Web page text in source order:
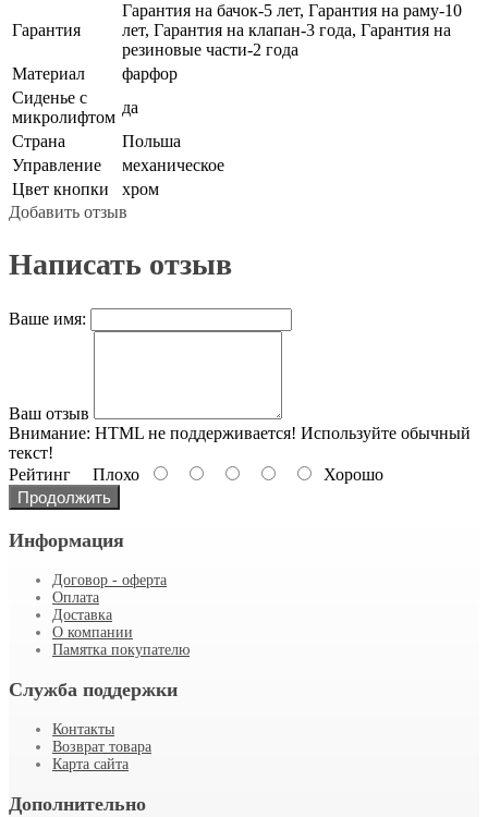
Гарантия
Гарантия на бачок-5 лет, Гарантия на раму-10
лет, Гарантия на клапан-3 года, Гарантия на
резиновые части-2 года
Материал
фарфор
Сиденье с
микролифтом
да
Страна
Польша
Управление
механическое
Цвет кнопки
хром
Добавить отзыв
Написать отзыв
Ваше имя:
Ваш отзыв
Внимание: HTML не поддерживается! Используйте обычный
текст!
Рейтинг Плохо
Хорошо
Продолжить
Информация
Договор - оферта
Оплата
Доставка
О компании
Памятка покупателю
Служба поддержки
Контакты
Возврат товара
Карта сайта
Дополнительно